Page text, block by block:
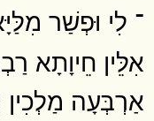
־ לִי וּפְשַׁר
אִלֵּין חֵיוָתָא
אַרְבְּעָה מַלְכִין